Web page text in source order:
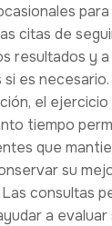
citas de
resultados y
es
el ejercicio
tiempo
que
su
consultas
a evaluar